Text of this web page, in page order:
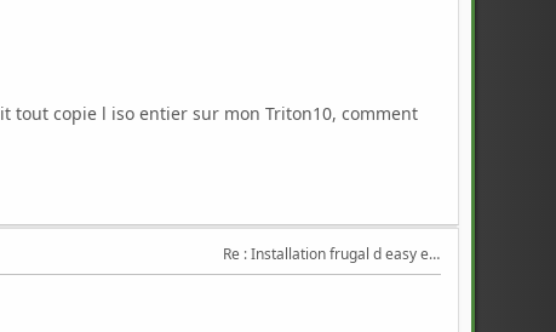
tout copie l iso entier sur mon Triton10, comment
Re : Installation frugal d easy et triton